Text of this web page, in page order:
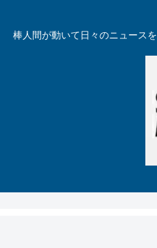
棒人間が動いて日々のニュース